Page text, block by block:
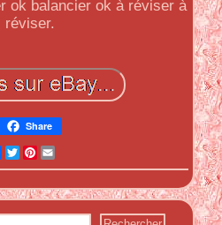
ok balancier ok à réviser à
réviser.
Share
Facebook
Twitter
Pinterest
Email